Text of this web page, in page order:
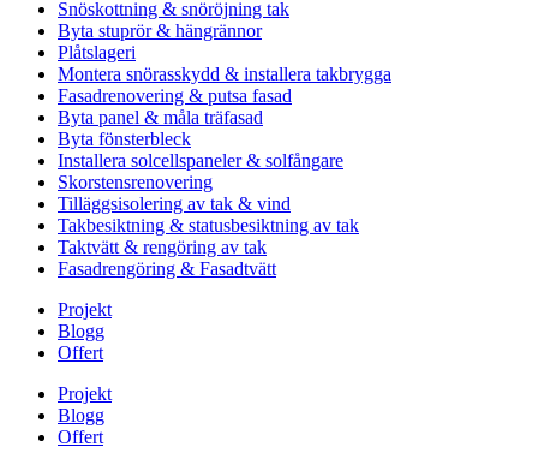
Snöskottning & snöröjning tak
Byta stuprör & hängrännor
Plåtslageri
Montera snörasskydd & installera takbrygga
Fasadrenovering & putsa fasad
Byta panel & måla träfasad
Byta fönsterbleck
Installera solcellspaneler & solfångare
Skorstensrenovering
Tilläggsisolering av tak & vind
Takbesiktning & statusbesiktning av tak
Taktvätt & rengöring av tak
Fasadrengöring & Fasadtvätt
Projekt
Blogg
Offert
Projekt
Blogg
Offert